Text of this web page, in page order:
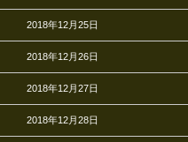
2018年12月25日
2018年12月26日
2018年12月27日
2018年12月28日